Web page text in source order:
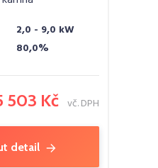
2,0 - 9,0 kW
80,0%
503 Kč vč. DPH
detail